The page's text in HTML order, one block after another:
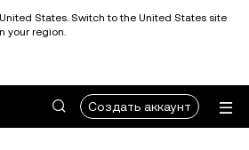
States. Switch to the United States site
your region.
Создать аккаунт